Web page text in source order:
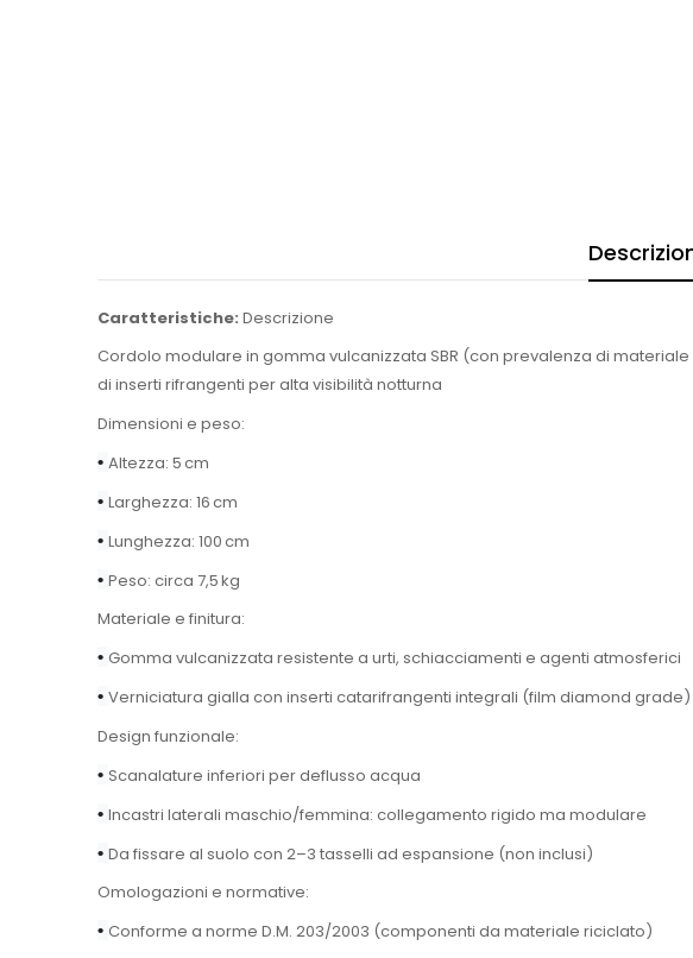
Caratteristiche: Descrizione
Cordolo modulare in gomma vulcanizzata SBR (con prevalenza di
di inserti rifrangenti per alta visibilità notturna
Dimensioni e peso:
• Altezza: 5 cm
• Larghezza: 16 cm
• Lunghezza: 100 cm
• Peso: circa 7,5 kg
Materiale e finitura:
• Gomma vulcanizzata resistente a urti, schiacciamenti e agenti atmosferici
• Verniciatura gialla con inserti catarifrangenti integrali (film diamond grade)
Design funzionale:
• Scanalature inferiori per deflusso acqua
• Incastri laterali maschio/femmina: collegamento rigido ma modulare
• Da fissare al suolo con 2–3 tasselli ad espansione (non inclusi)
Omologazioni e normative:
• Conforme a norme D.M. 203/2003 (componenti da materiale riciclato)